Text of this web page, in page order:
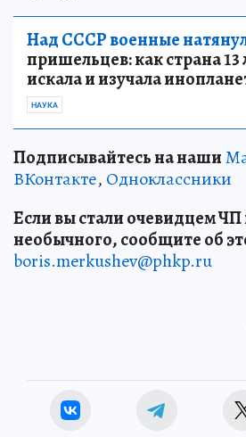
Над СССР военные
пришельцев: как страна 13
искала и изучала
НАУКА
Подписывайтесь на наши
ВКонтакте, Одноклассники
Если вы стали очевидцем ЧП
необычного, сообщите об
boris.merkushev@phkp.ru